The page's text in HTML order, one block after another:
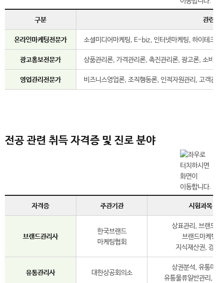
구분 관련
온라인마케팅전문가 소셜미디어마케팅, E-biz, 인터넷마케팅, 하이테크
광고홍보전문가 상품관리론, 가격관리론, 촉진관리론, 광고론, 소비
영업관리전문가 비즈니스영업론, 조직행동론, 인적자원관리, 고객
전공 관련 취득 자격증 및 진로 분야
자격증 주관기관 시험과목
브랜드관리사
한국브랜드
마케팅협회
상표관리, 브랜드
브랜드마케
지식재산권, 경
유통관리사 대한상공회의소
상권분석, 유통마
유통물류일반관리,